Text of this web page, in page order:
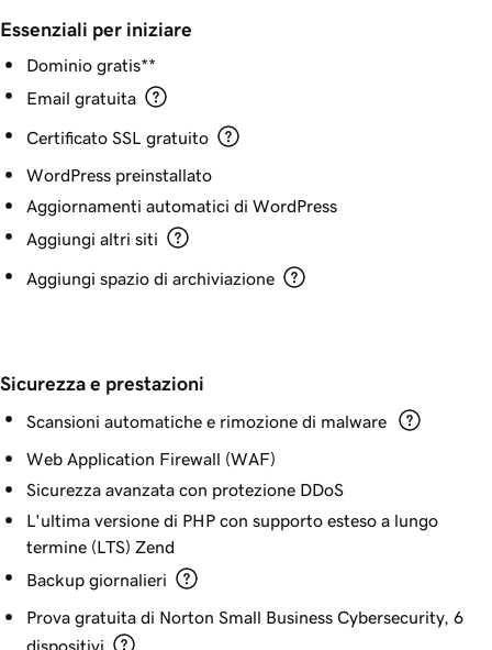
Essenziali per iniziare
Dominio gratis**
Email gratuita
Certificato SSL gratuito
WordPress preinstallato
Aggiornamenti automatici di WordPress
Aggiungi altri siti
Aggiungi spazio di archiviazione
Sicurezza e prestazioni
Scansioni automatiche e rimozione di malware
Web Application Firewall (WAF)
Sicurezza avanzata con protezione DDoS
L'ultima versione di PHP con supporto esteso a lungo
termine (LTS) Zend
Backup giornalieri
Prova gratuita di Norton Small Business Cybersecurity, 6
dispositivi